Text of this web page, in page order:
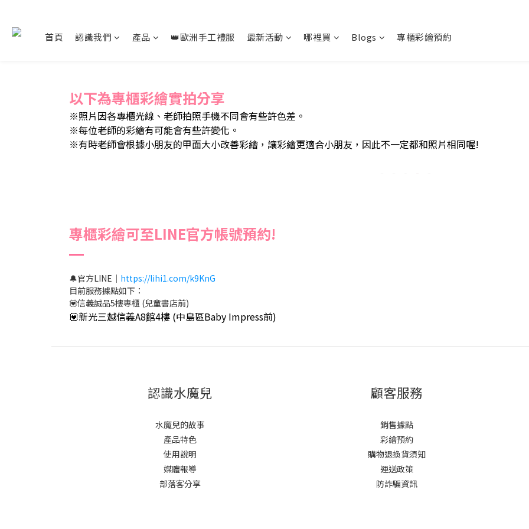
首頁 認識我們 產品 👑歐洲手工禮服 最新活動 哪裡買 Blogs 專櫃彩繪預約
以下為專櫃彩繪實拍分享
※照片因各專櫃光線、老師拍照手機不同會有些許色差。
※每位老師的彩繪有可能會有些許變化。
※有時老師會根據小朋友的甲面大小改善彩繪，讓彩繪更適合小朋友，因此不一定都和照片相同喔!
專櫃彩繪可至LINE官方帳號預約!
🔔官方LINE｜ https://lihi1.com/k9KnG
目前服務據點如下：
💟信義誠品5樓專櫃 (兒童書店前)
💟新光三越信義A8館4樓 (中島區Baby Impress前)
認識水魔兒
水魔兒的故事
產品特色
使用說明
媒體報導
部落客分享
顧客服務
銷售據點
彩繪預約
購物退換貨須知
運送政策
防詐騙資訊